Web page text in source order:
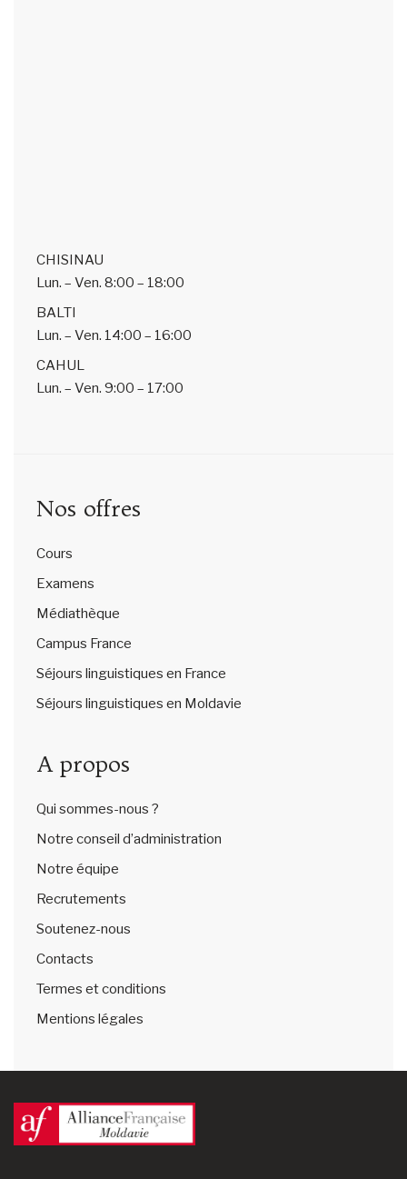
CHISINAU
Lun. – Ven. 8:00 – 18:00
BALTI
Lun. – Ven. 14:00 – 16:00
CAHUL
Lun. – Ven. 9:00 – 17:00
Nos offres
Cours
Examens
Médiathèque
Campus France
Séjours linguistiques en France
Séjours linguistiques en Moldavie
A propos
Qui sommes-nous ?
Notre conseil d’administration
Notre équipe
Recrutements
Soutenez-nous
Contacts
Termes et conditions
Mentions légales